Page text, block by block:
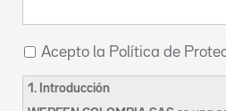
Acepto la Política de
1. Introducción